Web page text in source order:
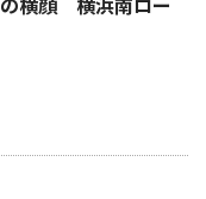
横顔 横浜南ロー